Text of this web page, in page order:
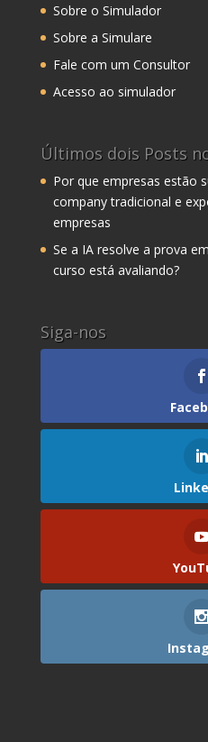
Sobre o Simulador
Sobre a Simulare
Fale com um Consultor
Acesso ao simulador
Últimos dois Posts
Por que empresas estão
company tradicional e
empresas
Se a IA resolve a prova
curso está avaliando?
Siga-nos